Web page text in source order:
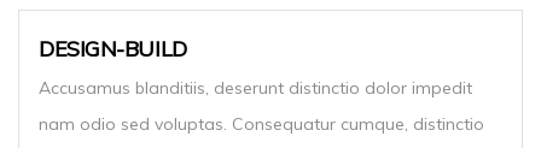
DESIGN-BUILD
Accusamus blanditiis, deserunt distinctio dolor impedit
nam odio sed voluptas. Consequatur cumque, distinctio